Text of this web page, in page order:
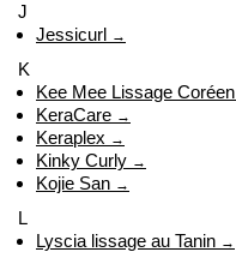
J
Jessicurl →
K
Kee Mee Lissage Coréen
KeraCare →
Keraplex →
Kinky Curly →
Kojie San →
L
Lyscia lissage au Tanin →